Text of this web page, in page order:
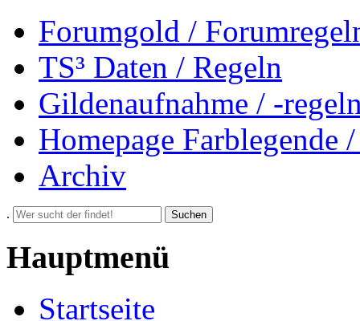
Forumgold /
TS³ Daten / Regeln
Gildenaufnahme / -
Homepage Farblegende
Archiv
. Suchen
Hauptmenü
Startseite